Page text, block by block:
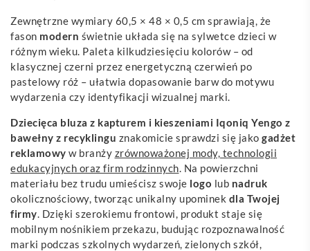
Zewnętrzne wymiary 60,5 × 48 × 0,5 cm sprawiają, że
fason modern świetnie układa się na sylwetce dzieci w
różnym wieku. Paleta kilkudziesięciu kolorów – od
klasycznej czerni przez energetyczną czerwień po
pastelowy róż – ułatwia dopasowanie barw do motywu
wydarzenia czy identyfikacji wizualnej marki.
Dziecięca bluza z kapturem i kieszeniami Iqoniq Yengo z
bawełny z recyklingu znakomicie sprawdzi się jako gadżet
reklamowy w branży zrównoważonej mody, technologii
edukacyjnych oraz firm rodzinnych. Na powierzchni
materiału bez trudu umieścisz swoje logo lub nadruk
okolicznościowy, tworząc unikalny upominek dla Twojej
firmy. Dzięki szerokiemu frontowi, produkt staje się
mobilnym nośnikiem przekazu, budując rozpoznawalność
marki podczas szkolnych wydarzeń, zielonych szkół,